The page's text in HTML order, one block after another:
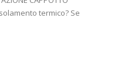
termico? Se